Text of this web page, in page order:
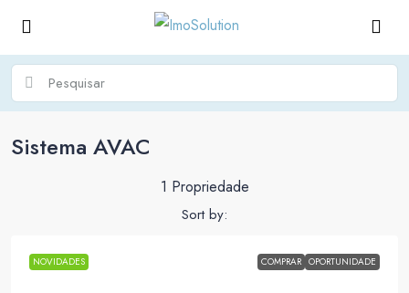
Sistema AVAC
1 Propriedade
Sort by:
NOVIDADES COMPRAR OPORTUNIDADE